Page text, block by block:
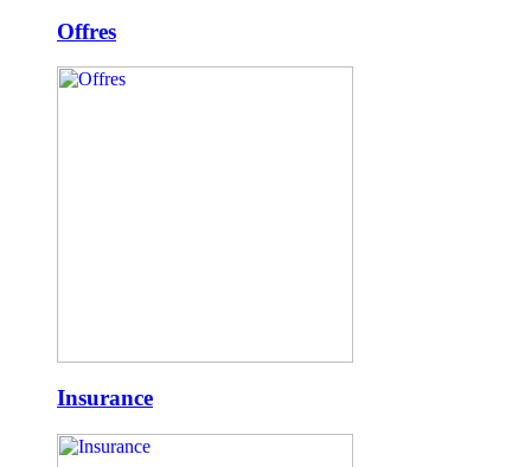
Offres
Insurance